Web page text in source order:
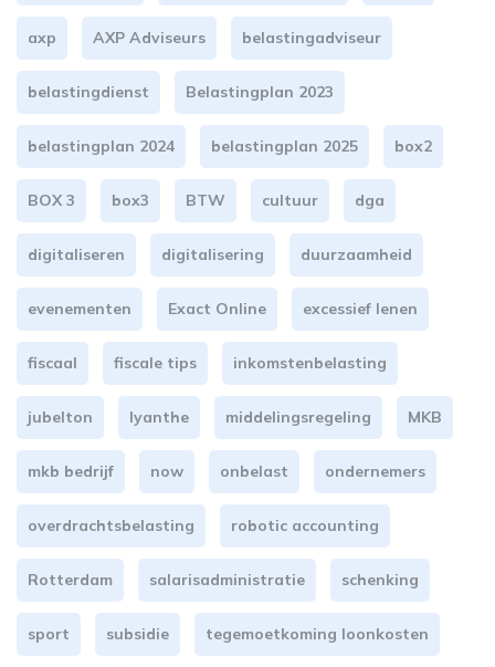
axp AXP Adviseurs belastingadviseur
belastingdienst Belastingplan 2023
belastingplan 2024 belastingplan 2025 box2
BOX 3 box3 BTW cultuur dga
digitaliseren digitalisering duurzaamheid
evenementen Exact Online excessief lenen
fiscaal fiscale tips inkomstenbelasting
jubelton lyanthe middelingsregeling MKB
mkb bedrijf now onbelast ondernemers
overdrachtsbelasting robotic accounting
Rotterdam salarisadministratie schenking
sport subsidie tegemoetkoming loonkosten